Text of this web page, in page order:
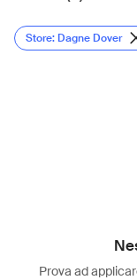
Store: Dagne Dover
Prova ad